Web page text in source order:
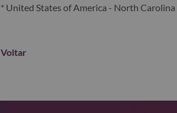
* United States of America - North
Voltar